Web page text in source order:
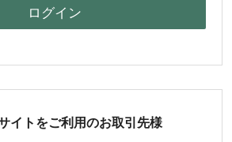
イトをご利用のお取引先様